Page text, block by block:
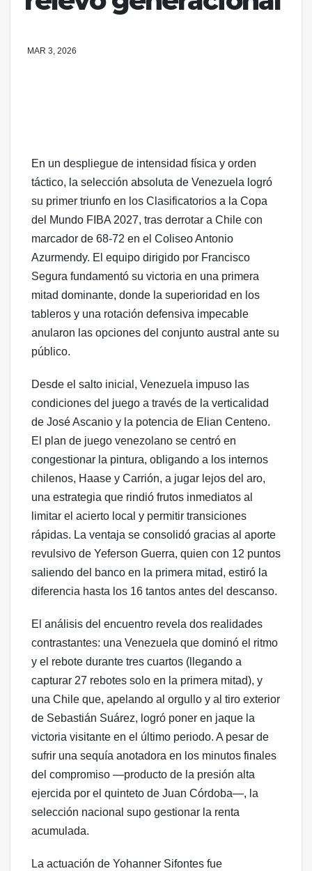
MAR 3, 2026
En un despliegue de intensidad física y orden
táctico, la selección absoluta de Venezuela logró
su primer triunfo en los Clasificatorios a la Copa
del Mundo FIBA 2027, tras derrotar a Chile con
marcador de 68-72 en el Coliseo Antonio
Azurmendy. El equipo dirigido por Francisco
Segura fundamentó su victoria en una primera
mitad dominante, donde la superioridad en los
tableros y una rotación defensiva impecable
anularon las opciones del conjunto austral ante su
público.
Desde el salto inicial, Venezuela impuso las
condiciones del juego a través de la verticalidad
de José Ascanio y la potencia de Elian Centeno.
El plan de juego venezolano se centró en
congestionar la pintura, obligando a los internos
chilenos, Haase y Carrión, a jugar lejos del aro,
una estrategia que rindió frutos inmediatos al
limitar el acierto local y permitir transiciones
rápidas. La ventaja se consolidó gracias al aporte
revulsivo de Yeferson Guerra, quien con 12 puntos
saliendo del banco en la primera mitad, estiró la
diferencia hasta los 16 tantos antes del descanso.
El análisis del encuentro revela dos realidades
contrastantes: una Venezuela que dominó el ritmo
y el rebote durante tres cuartos (llegando a
capturar 27 rebotes solo en la primera mitad), y
una Chile que, apelando al orgullo y al tiro exterior
de Sebastián Suárez, logró poner en jaque la
victoria visitante en el último periodo. A pesar de
sufrir una sequía anotadora en los minutos finales
del compromiso —producto de la presión alta
ejercida por el quinteto de Juan Córdoba—, la
selección nacional supo gestionar la renta
acumulada.
La actuación de Yohanner Sifontes fue